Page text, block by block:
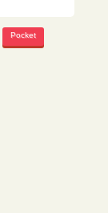
Pocket